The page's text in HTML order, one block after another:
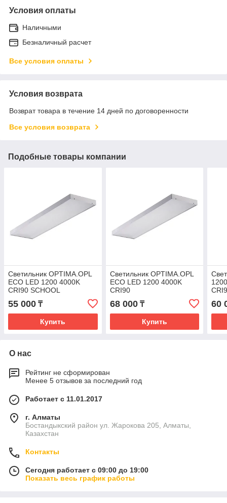
Условия оплаты
Наличными
Безналичный расчет
Все условия оплаты
Условия возврата
Возврат товара в течение 14 дней по договоренности
Все условия возврата
Подобные товары компании
Светильник OPTIMA.OPL
ECO LED 1200 4000K
CRI90 SCHOOL
55 000 ₸
Купить
Светильник OPTIMA.OPL
ECO LED 1200 4000K
CRI90
68 000₸
Купить
60
О нас
Рейтинг не сформирован
Менее 5 отзывов за последний год
Работает с 11.01.2017
г. Алматы
Бостандыкский район ул. Жарокова 205, Алматы,
Казахстан
Контакты
Сегодня работает с 09:00 до 19:00
Показать весь график работы